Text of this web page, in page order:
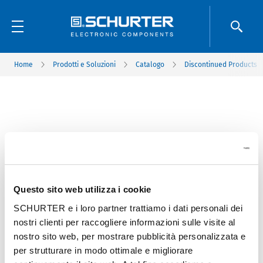
Questo sito web utilizza i cookie
SCHURTER e i loro partner trattiamo i dati personali dei
nostri clienti per raccogliere informazioni sulle visite al
nostro sito web, per mostrare pubblicità personalizzata e
per strutturare in modo ottimale e migliorare
Home Prodotti e Soluzioni Catalogo Discontinued Products